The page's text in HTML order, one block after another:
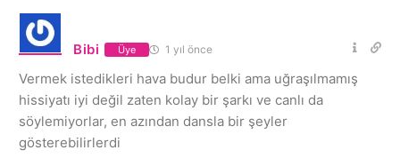
Bibi Üye 1 yıl önce
Vermek istedikleri hava budur belki ama uğraşılmamış
hissiyatı iyi değil zaten kolay bir şarkı ve canlı da
söylemiyorlar, en azından dansla bir şeyler
gösterebilirlerdi